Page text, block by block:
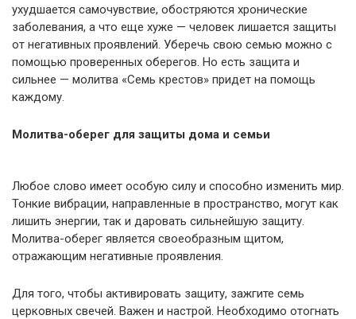
ухудшается самочувствие, обостряются хронические
заболевания, а что еще хуже — человек лишается защиты
от негативных проявлений. Уберечь свою семью можно с
помощью проверенных оберегов. Но есть защита и
сильнее — молитва «Семь крестов» придет на помощь
каждому.
Молитва-оберег для защиты дома и семьи
Любое слово имеет особую силу и способно изменить мир.
Тонкие вибрации, направленные в пространство, могут как
лишить энергии, так и даровать сильнейшую защиту.
Молитва-оберег является своеобразным щитом,
отражающим негативные проявления.
Для того, чтобы активировать защиту, зажгите семь
церковных свечей. Важен и настрой. Необходимо отогнать